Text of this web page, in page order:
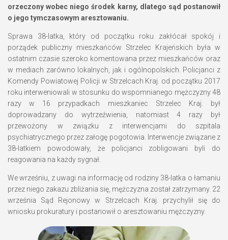
orzeczony wobec niego środek karny, dlatego sąd postanowił
o jego tymczasowym aresztowaniu.
Sprawa 38-latka, który od początku roku zakłócał spokój i
porządek publiczny mieszkańców Strzelec Krajeńskich była w
ostatnim czasie szeroko komentowana przez mieszkańców oraz
w mediach zarówno lokalnych, jak i ogólnopolskich. Policjanci z
Komendy Powiatowej Policji w Strzelcach Kraj. od początku 2017
roku interweniowali w stosunku do wspomnianego mężczyzny 48
razy w 16 przypadkach mieszkaniec Strzelec Kraj. był
doprowadzany do wytrzeźwienia, natomiast 4 razy był
przewożony w związku z interwencjami do szpitala
psychiatrycznego przez załogę pogotowia. Interwencje związane z
38-latkiem powodowały, że policjanci zobligowani byli do
reagowania na każdy sygnał.
We wrześniu, z uwagi na informację od rodziny 38-latka o łamaniu
przez niego zakazu zbliżania się, mężczyzna został zatrzymany. 22
września Sąd Rejonowy w Strzelcach Kraj. przychylił się do
wniosku prokuratury i postanowił o aresztowaniu mężczyzny.